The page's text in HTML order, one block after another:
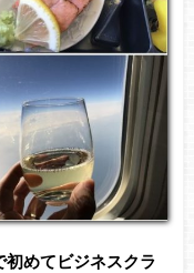
めてビジネスクラ